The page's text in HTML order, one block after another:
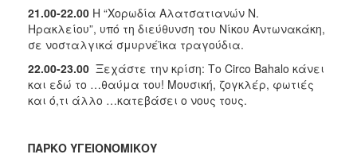
21.00-22.00 Η “Xορωδία Αλατσατιανών Ν.
Ηρακλείου”, υπό τη διεύθυνση του Νίκου Αντωνακάκη,
σε νοσταλγικά σμυρνέϊκα τραγούδια.
22.00-23.00 Ξεχάστε την κρίση: Το Circo Bahalo κάνει
και εδώ το …θαύμα του! Μουσική, ζογκλέρ, φωτιές
και ό,τι άλλο …κατεβάσει ο νους τους.
ΠΑΡΚΟ ΥΓΕΙΟΝΟΜΙΚΟΥ